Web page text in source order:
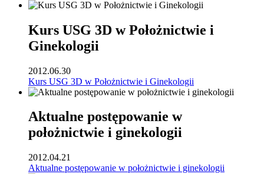
Kurs USG 3D w Położnictwie i
Ginekologii
2012.06.30
Kurs USG 3D w Położnictwie i Ginekologii
Aktualne postępowanie w
położnictwie i ginekologii
2012.04.21
Aktualne postępowanie w położnictwie i ginekologii